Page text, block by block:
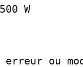
W
erreur ou